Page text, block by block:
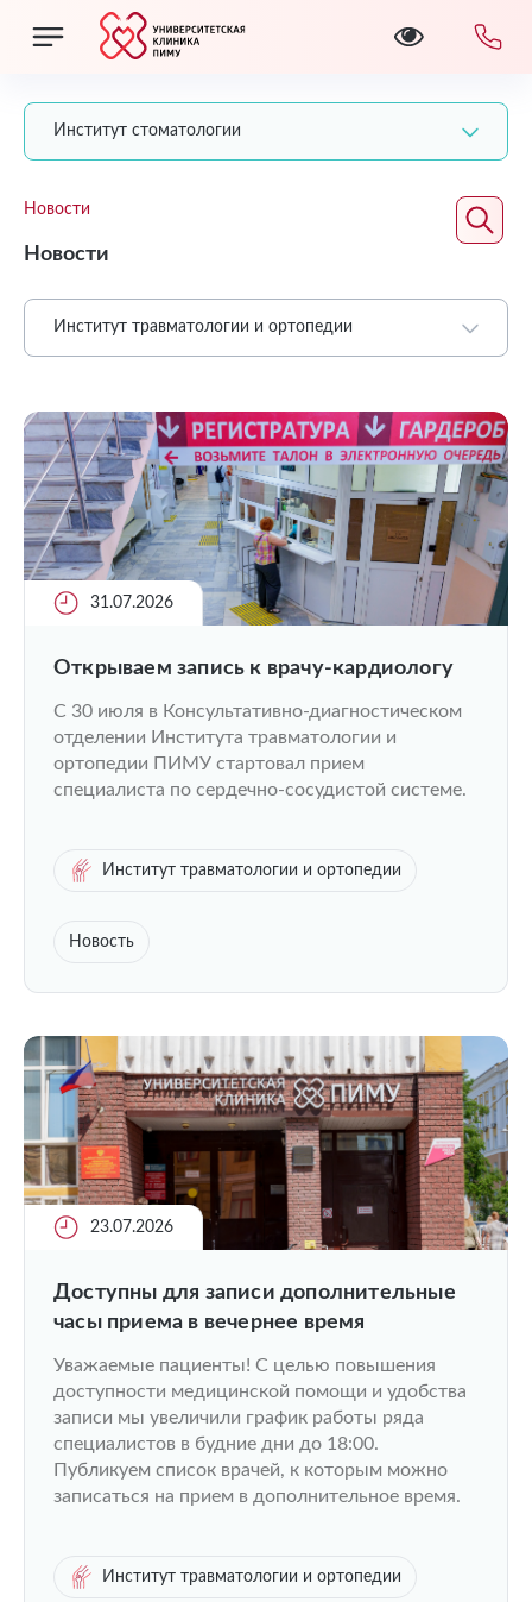
Институт стоматологии
Новости
Новости
Институт травматологии и ортопедии
31.07.2026
Открываем запись к врачу-кардиологу
C 30 июля в Консультативно-диагностическом
отделении Института травматологии и
ортопедии ПИМУ стартовал прием
специалиста по сердечно-сосудистой системе.
Институт травматологии и ортопедии
Новость
23.07.2026
Доступны для записи дополнительные
часы приема в вечернее время
Уважаемые пациенты! С целью повышения
доступности медицинской помощи и удобства
записи мы увеличили график работы ряда
специалистов в будние дни до 18:00.
Публикуем список врачей, к которым можно
записаться на прием в дополнительное время.
Институт травматологии и ортопедии